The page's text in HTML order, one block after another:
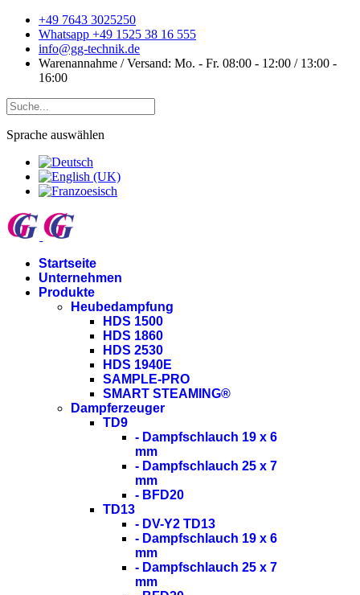
+49 7643 3025250
Whatsapp +49 1525 38 16 555
info@gg-technik.de
Warenannahme / Versand: Mo. - Fr. 08:00 - 12:00 / 13:00 -
16:00
Sprache auswählen
Startseite
Unternehmen
Produkte
Heubedampfung
HDS 1500
HDS 1860
HDS 2530
HDS 1940E
SAMPLE-PRO
SMART STEAMING®
Dampferzeuger
TD9
- Dampfschlauch 19 x 6
mm
- Dampfschlauch 25 x 7
mm
- BFD20
TD13
- DV-Y2 TD13
- Dampfschlauch 19 x 6
mm
- Dampfschlauch 25 x 7
mm